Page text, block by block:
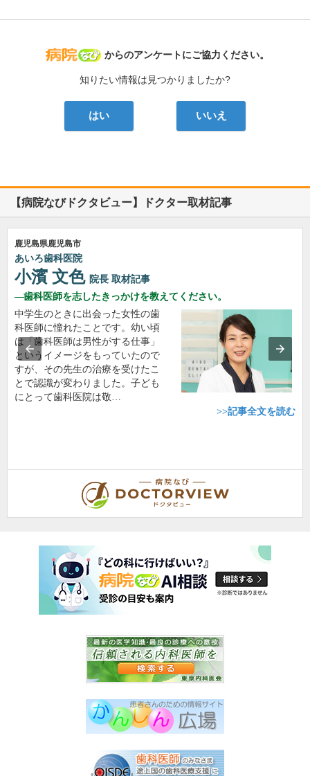
病院なび
からのアンケートにご協力ください。
知りたい情報は見つかりましたか?
はい いいえ
【病院なびドクタビュー】ドクター取材記事
鹿児島県鹿児島市
あいろ歯科医院
小濱 文色 院長 取材記事
歯科医師を志したきっかけを教えてください。
中学生のときに出会った女性の歯
科医師に憧れたことです。幼い頃
は「歯科医師は男性がする仕事」
というイメージをもっていたので
すが、その先生の治療を受けたこ
とで認識が変わりました。子ども
にとって歯科医院は敬…
>>記事全文を読む